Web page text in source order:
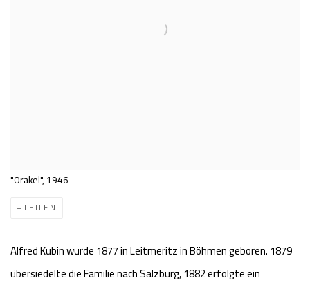
"Orakel", 1946
TEILEN
Alfred Kubin wurde 1877 in Leitmeritz in Böhmen geboren. 1879
übersiedelte die Familie nach Salzburg, 1882 erfolgte ein